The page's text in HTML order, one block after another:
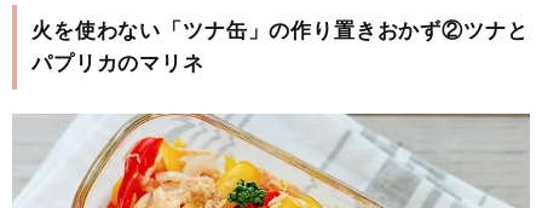
火を使わない「ツナ缶」の作り置きおかず②ツナと
パプリカのマリネ